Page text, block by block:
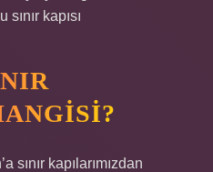
kapısı
sınır kapılarımızdan